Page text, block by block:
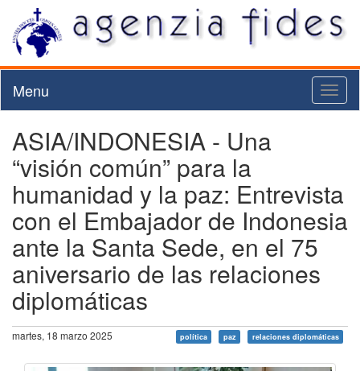
Menu
ASIA/INDONESIA - Una
“visión común” para la
humanidad y la paz: Entrevista
con el Embajador de Indonesia
ante la Santa Sede, en el 75
aniversario de las relaciones
diplomáticas
martes, 18 marzo 2025 política paz relaciones diplomáticas